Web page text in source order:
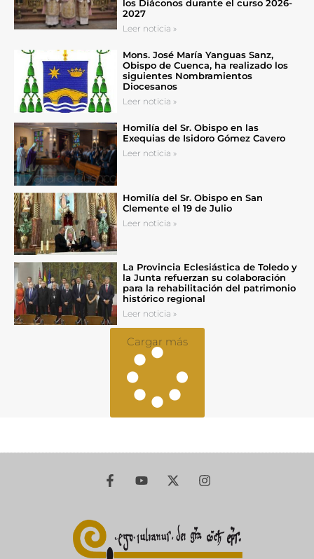
los Diáconos durante el curso 2026-
2027
Leer noticia »
Mons. José María Yanguas Sanz,
Obispo de Cuenca, ha realizado los
siguientes Nombramientos
Diocesanos
Leer noticia »
Homilía del Sr. Obispo en las
Exequias de Isidoro Gómez Cavero
Leer noticia »
Homilía del Sr. Obispo en San
Clemente el 19 de Julio
Leer noticia »
La Provincia Eclesiástica de Toledo y
la Junta refuerzan su colaboración
para la rehabilitación del patrimonio
histórico regional
Leer noticia »
Cargar más